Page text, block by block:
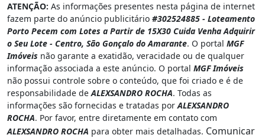
ATENÇÃO: As informações presentes nesta página de internet
fazem parte do anúncio publicitário #302524885 - Loteamento
Porto Pecem com Lotes a Partir de 15X30 Cuida Venha Adquirir
o Seu Lote - Centro, São Gonçalo do Amarante. O portal MGF
Imóveis não garante a exatidão, veracidade ou de qualquer
informação associada a este anúncio. O portal MGF Imóveis
não possui controle sobre o conteúdo, que foi criado e é de
responsabilidade deALEXSANDRO ROCHA. Todas as
informações são fornecidas e tratadas porALEXSANDRO
ROCHA. Por favor, entre diretamente em contato com
ALEXSANDRO ROCHA para obter mais detalhadas. Comunicar